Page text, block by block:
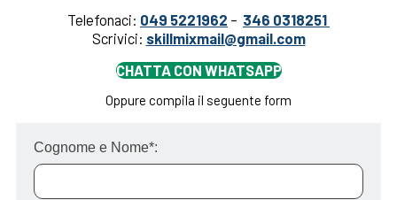
Telefonaci: 049 5221962 – 346 0318251
Scrivici: skillmixmail@gmail.com
CHATTA CON WHATSAPP
Oppure compila il seguente form
Cognome e Nome*: